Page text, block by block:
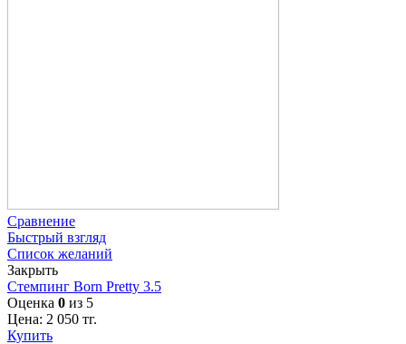
Сравнение
Быстрый взгляд
Список желаний
Закрыть
Стемпинг Born Pretty 3.5
Оценка 0 из 5
Цена: 2 050 тг.
Купить